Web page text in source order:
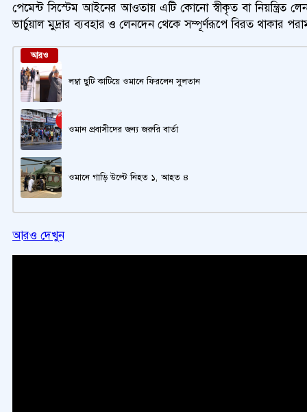
পেমেন্ট সিস্টেম আইনের আওতায় এটি কোনো স্বীকৃত বা নিয়ন্ত্রিত
ভার্চুয়াল মুদ্রার ব্যবহার ও লেনদেন থেকে সম্পূর্ণরূপে বিরত থাকার
আরও
লম্বা ছুটি কাটিয়ে ওমানে ফিরলেন সুলতান
ওমান প্রবাসীদের জন্য জরুরি বার্তা
ওমানে গাড়ি উল্টে নিহত ১, আহত ৪
আরও দেখুন